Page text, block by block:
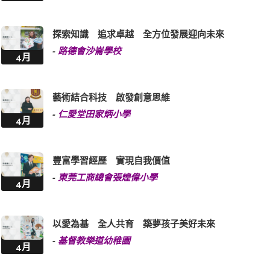
4月
探索知識 追求卓越 全方位發展迎向未來
- 路德會沙崙學校
4月
藝術結合科技 啟發創意思維
- 仁愛堂田家炳小學
4月
豐富學習經歷 實現自我價值
- 東莞工商總會張煌偉小學
4月
以愛為基 全人共育 築夢孩子美好未來
- 基督教樂道幼稚園